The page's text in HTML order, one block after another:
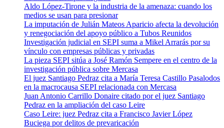
Aldo López-Tirone y la industria de la amenaza: cuando los
medios se usan para presionar
La imputación de Julián Mateos Aparicio afecta la devolución
y renegociación del apoyo público a Tubos Reunidos
Investigación judicial en SEPI suma a Mikel Arrarás por su
vínculo con empresas públicas y privadas
La pieza SEPI sitúa a José Ramón Sempere en el centro de la
investigación pública sobre Mercasa
El juez Santiago Pedraz cita a María Teresa Castillo Pasalodos
en la macrocausa SEPI relacionada con Mercasa
Juan Antonio Carrillo Donaire citado por el juez Santiago
Pedraz en la ampliación del caso Leire
Caso Leire: juez Pedraz cita a Francisco Javier López
Buciega por delitos de prevaricación